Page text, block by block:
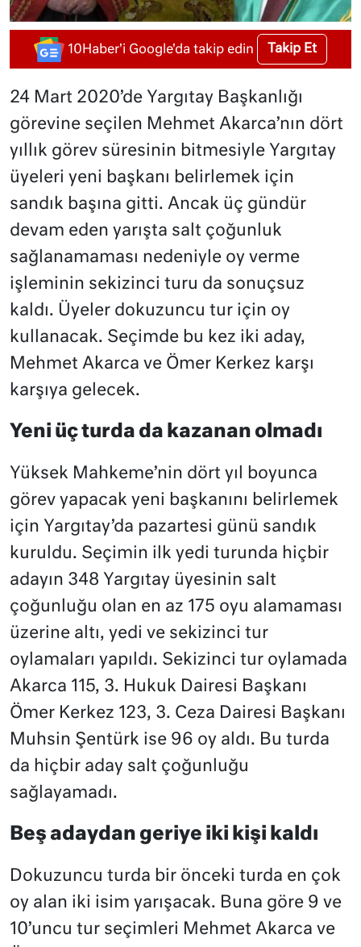
10Haber'i Google'da takip edin Takip Et
24 Mart 2020’de Yargıtay Başkanlığı
görevine seçilen Mehmet Akarca’nın dört
yıllık görev süresinin bitmesiyle Yargıtay
üyeleri yeni başkanı belirlemek için
sandık başına gitti. Ancak üç gündür
devam eden yarışta salt çoğunluk
sağlanamaması nedeniyle oy verme
işleminin sekizinci turu da sonuçsuz
kaldı. Üyeler dokuzuncu tur için oy
kullanacak. Seçimde bu kez iki aday,
Mehmet Akarca ve Ömer Kerkez karşı
karşıya gelecek.
Yeni üç turda da kazanan olmadı
Yüksek Mahkeme’nin dört yıl boyunca
görev yapacak yeni başkanını belirlemek
için Yargıtay’da pazartesi günü sandık
kuruldu. Seçimin ilk yedi turunda hiçbir
adayın 348 Yargıtay üyesinin salt
çoğunluğu olan en az 175 oyu alamaması
üzerine altı, yedi ve sekizinci tur
oylamaları yapıldı. Sekizinci tur oylamada
Akarca 115, 3. Hukuk Dairesi Başkanı
Ömer Kerkez 123, 3. Ceza Dairesi Başkanı
Muhsin Şentürk ise 96 oy aldı. Bu turda
da hiçbir aday salt çoğunluğu
sağlayamadı.
Beş adaydan geriye iki kişi kaldı
Dokuzuncu turda bir önceki turda en çok
oy alan iki isim yarışacak. Buna göre 9 ve
10’uncu tur seçimleri Mehmet Akarca ve